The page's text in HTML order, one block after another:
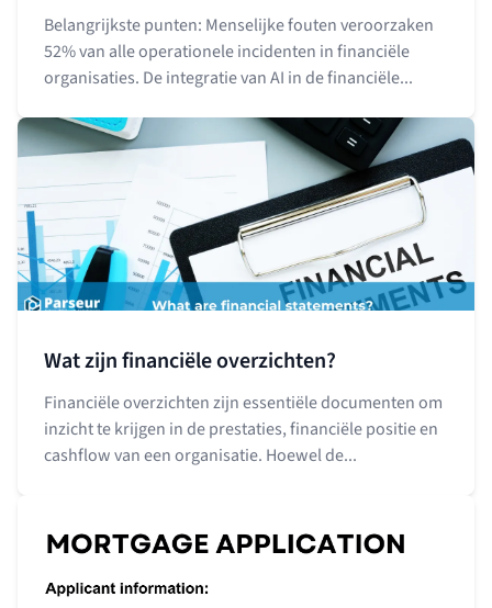
Belangrijkste punten: Menselijke fouten veroorzaken
52% van alle operationele incidenten in financiële
organisaties. De integratie van AI in de financiële...
Wat zijn financiële overzichten?
Financiële overzichten zijn essentiële documenten om
inzicht te krijgen in de prestaties, financiële positie en
cashflow van een organisatie. Hoewel de...